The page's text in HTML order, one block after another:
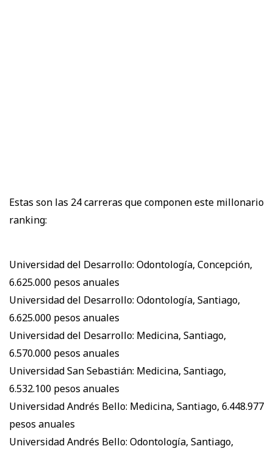
Estas son las 24 carreras que componen este millonario
ranking:
Universidad del Desarrollo: Odontología, Concepción,
6.625.000 pesos anuales
Universidad del Desarrollo: Odontología, Santiago,
6.625.000 pesos anuales
Universidad del Desarrollo: Medicina, Santiago,
6.570.000 pesos anuales
Universidad San Sebastián: Medicina, Santiago,
6.532.100 pesos anuales
Universidad Andrés Bello: Medicina, Santiago, 6.448.977
pesos anuales
Universidad Andrés Bello: Odontología, Santiago,